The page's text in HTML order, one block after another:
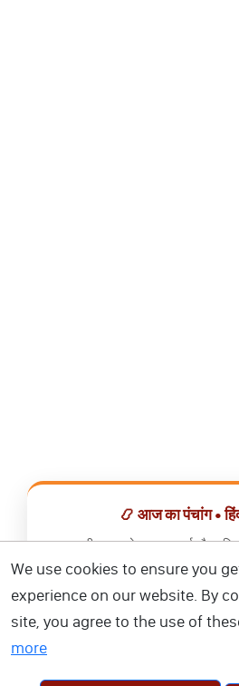
📿 आज का पंचांग •
सभी व्रत, त्योहार, शुभ मुहूर्त और
📅 हिंदी कैलेंडर ऐप
We use cookies to ensure you
experience on our website. By
site, you agree to the use of
more